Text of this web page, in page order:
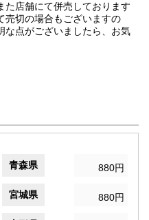
た店舗にて併売しております
売切の場合もございますの
な点がございましたら、お気
青森県 880円
宮城県 880円